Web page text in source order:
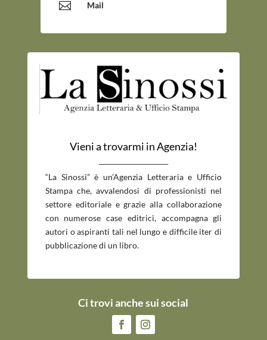
 Mail
Vieni a trovarmi in Agenzia!
“La Sinossi” è un’Agenzia Letteraria e Ufficio
Stampa che, avvalendosi di professionisti nel
settore editoriale e grazie alla collaborazione
con numerose case editrici, accompagna gli
autori o aspiranti tali nel lungo e difficile iter di
pubblicazione di un libro.
Ci trovi anche sui social